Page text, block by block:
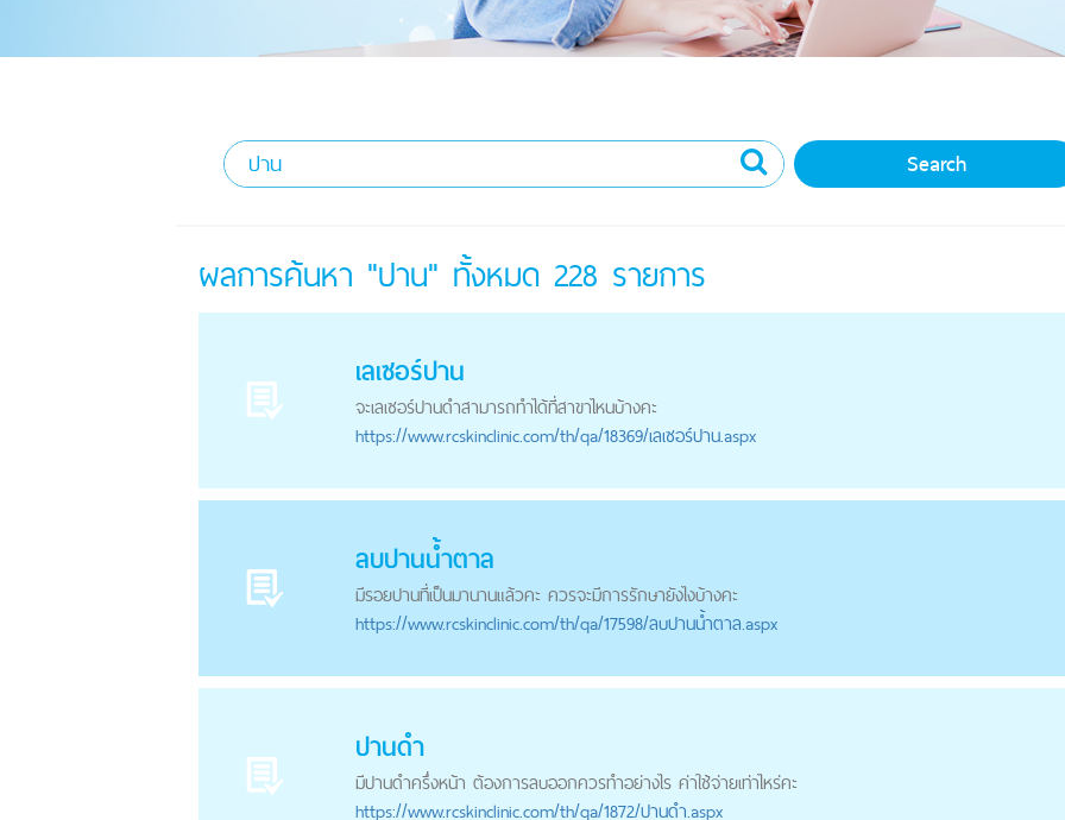
ผลการค้นหา "ปาน" ทั้งหมด 228 รายการ
เลเซอร์ปาน
จะเลเซอร์ปานดำสามารถทำได้ที่สาขาไหนบ้างคะ
https://www.rcskinclinic.com/th/qa/18369/เลเซอร์ปาน.aspx
ลบปานน้ำตาล
มีรอยปานที่เป็นมานานแล้วคะ ควรจะมีการรักษายังไงบ้างคะ
https://www.rcskinclinic.com/th/qa/17598/ลบปานน้ำตาล.aspx
ปานดำ
มีปานดำครึ่งหน้า ต้องการลบออกควรทำอย่างไร ค่าใช้จ่ายเท่าไหร่คะ
https://www.rcskinclinic.com/th/qa/1872/ปานดำ.aspx